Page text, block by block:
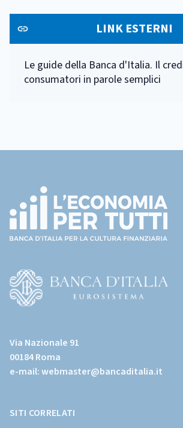
LINK ESTERNI
Le guide della Banca d'Italia. Il
consumatori in parole semplici
page)
sito
istituzionale
della
Via Nazionale 91
00184 Roma
e-mail:webmaster@bancaditalia.it
SITI CORRELATI